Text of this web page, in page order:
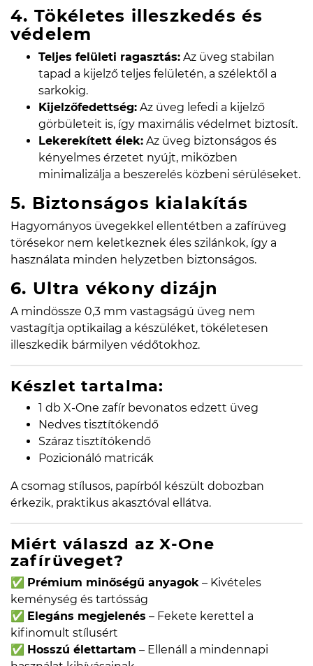
4. Tökéletes illeszkedés és
védelem
Teljes felületi ragasztás: Az üveg stabilan
tapad a kijelző teljes felületén, a szélektől a
sarkokig.
Kijelzőfedettség: Az üveg lefedi a kijelző
görbületeit is, így maximális védelmet biztosít.
Lekerekített élek: Az üveg biztonságos és
kényelmes érzetet nyújt, miközben
minimalizálja a beszerelés közbeni sérüléseket.
5. Biztonságos kialakítás
Hagyományos üvegekkel ellentétben a zafírüveg
törésekor nem keletkeznek éles szilánkok, így a
használata minden helyzetben biztonságos.
6. Ultra vékony dizájn
A mindössze 0,3 mm vastagságú üveg nem
vastagítja optikailag a készüléket, tökéletesen
illeszkedik bármilyen védőtokhoz.
Készlet tartalma:
1 db X-One zafír bevonatos edzett üveg
Nedves tisztítókendő
Száraz tisztítókendő
Pozicionáló matricák
A csomag stílusos, papírból készült dobozban
érkezik, praktikus akasztóval ellátva.
Miért válaszd az X-One
zafírüveget?
✅ Prémium minőségű anyagok – Kivételes
keménység és tartósság
✅ Elegáns megjelenés – Fekete kerettel a
kifinomult stílusért
✅ Hosszú élettartam – Ellenáll a mindennapi